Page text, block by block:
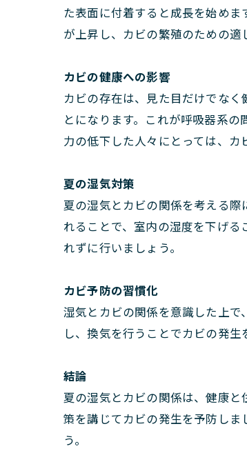
た表面に付着すると成長を始め
が上昇し、カビの繁殖のための適
カビの健康への影響
カビの存在は、見た目だけでな
とになります。これが呼吸器系
力の低下した人々にとっては、カ
夏の湿気対策
夏の湿気とカビの関係を考える
れることで、室内の湿度を下げ
れずに行いましょう。
カビ予防の習慣化
湿気とカビの関係を意識した上
し、換気を行うことでカビの発
結論
夏の湿気とカビの関係は、健康
策を講じてカビの発生を予防し
う。